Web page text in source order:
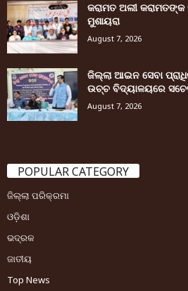
କରାମତ ଅଲୀ
ମୁଶାୟରା
August 7, 2026
ଜିଲ୍ଲା ଆଇନ ସେବା
ଉଚ୍ଚ ବିଦ୍ୟାଳୟରେ
August 7, 2026
POPULAR CATEGORY
ଜିଲ୍ଲା ପରିକ୍ରମା
ଓଡ଼ିଶା
ଭଦ୍ରକ
ଜାତୀୟ
Top News